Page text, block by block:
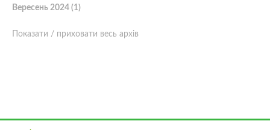
Вересень 2024 (1)
Показати / приховати весь архів